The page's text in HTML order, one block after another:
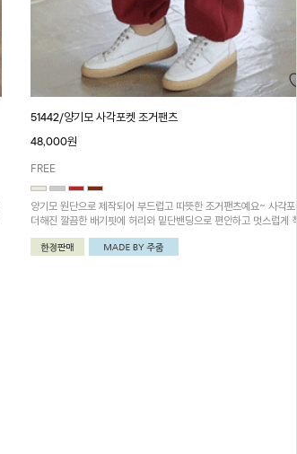
51442/양기모 사각포켓 조거팬츠
48,000원
FREE
양기모 원단으로 제작되어 부드럽고 따뜻한 조거팬츠예요~ 사각포
더해진 깔끔한 배기핏에 허리와 밑단밴딩으로 편안하고 멋스럽게
되는 데일리추천템!